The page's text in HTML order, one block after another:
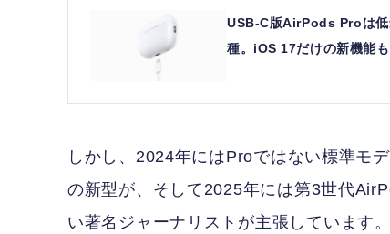
USB-C版AirPods Proは低
種。iOS 17だけの新機能
しかし、2024年にはProではない標準モ
の新型が、そして2025年には第3世代
い著名ジャーナリストが主張しています。